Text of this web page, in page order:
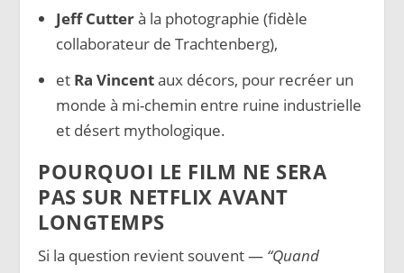
Jeff Cutterà la photographie (fidèle
collaborateur de Trachtenberg),
et Ra Vincentaux décors, pour recréer un
monde à mi-chemin entre ruine industrielle
et désert mythologique.
POURQUOI LE FILM NE SERA
PAS SUR NETFLIX AVANT
LONGTEMPS
Si la question revient souvent — “Quand